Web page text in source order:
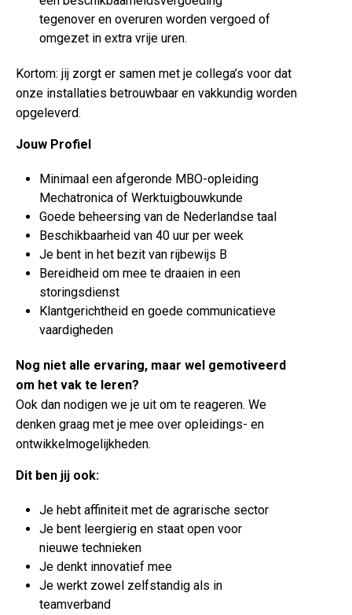
tegenover en overuren worden vergoed of
omgezet in extra vrije uren.
Kortom: jij zorgt er samen met je collega’s voor dat
onze installaties betrouwbaar en vakkundig worden
opgeleverd.
Jouw Profiel
Minimaal een afgeronde MBO-opleiding
Mechatronica of Werktuigbouwkunde
Goede beheersing van de Nederlandse taal
Beschikbaarheid van 40 uur per week
Je bent in het bezit van rijbewijs B
Bereidheid om mee te draaien in een
storingsdienst
Klantgerichtheid en goede communicatieve
vaardigheden
Nog niet alle ervaring, maar wel gemotiveerd
om het vak te leren?
Ook dan nodigen we je uit om te reageren. We
denken graag met je mee over opleidings- en
ontwikkelmogelijkheden.
Dit ben jij ook:
Je hebt affiniteit met de agrarische sector
Je bent leergierig en staat open voor
nieuwe technieken
Je denkt innovatief mee
Je werkt zowel zelfstandig als in
teamverband